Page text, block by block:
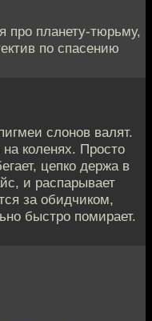
про планету-тюрьму,
по спасению
слонов валят.
коленях. Просто
цепко держа в
и распарывает
за обидчиком,
быстро помирает.